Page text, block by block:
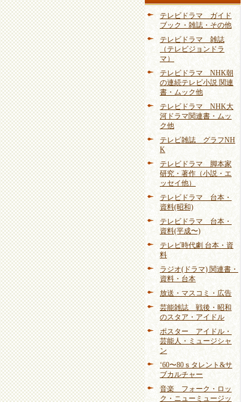
テレビドラマ ガイド
ブック・雑誌・その他
テレビドラマ 雑誌
（テレビジョンドラ
マ）
テレビドラマ NHK朝
の連続テレビ小説 関連
書・ムック他
テレビドラマ NHK大
河ドラマ関連書・ムッ
ク他
テレビ雑誌 グラフNH
K
テレビドラマ 脚本家
研究・著作（小説・エ
ッセイ他）
テレビドラマ 台本・
資料(昭和)
テレビドラマ 台本・
資料(平成〜)
テレビ時代劇 台本・資
料
ラジオ(ドラマ) 関連書・
資料・台本
放送・マスコミ・広告
芸能雑誌 戦後・昭和
のスタア・アイドル
ポスター アイドル・
芸能人・ミュージシャ
ン
‘60〜80ｓタレント&サ
ブカルチャー
音楽 フォーク・ロッ
ク・ニューミュージッ